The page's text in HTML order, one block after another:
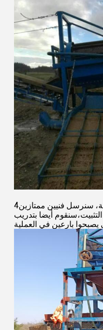
4في الموقع تركيب المكشوفات الشفطية، سنرسل فنيين ممتازين
أيضا بتدريب
بارعين في العملية